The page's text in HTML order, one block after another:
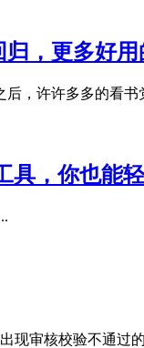
，更多好
后，许许多多的看书
具，你也能
现审核校验不通过